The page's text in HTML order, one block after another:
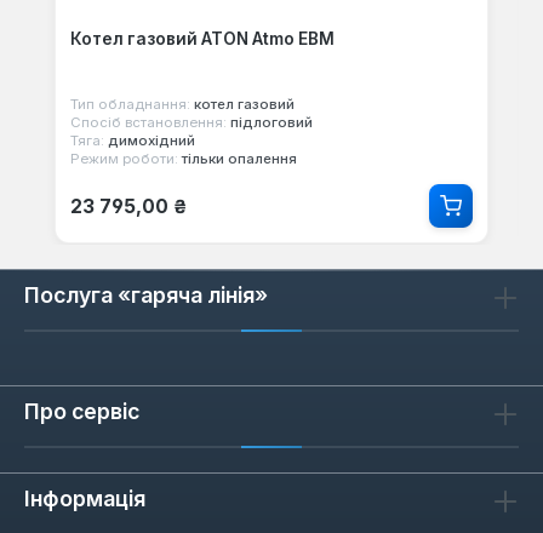
Котел газовий ATON Atmo ЕВМ
Тип обладнання: котел газовий
Спосіб встановлення: підлоговий
Тяга: димохідний
Режим роботи: тільки опалення
Звичайна ціна:
23 795,00 ₴
Послуга «гаряча лінія»
Про сервіс
Інформація